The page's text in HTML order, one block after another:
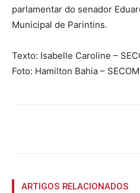
parlamentar do senador
Municipal de Parintins.
Texto: Isabelle Caroline –
Foto: Hamilton Bahia – SECOM
ARTIGOS RELACIONADOS